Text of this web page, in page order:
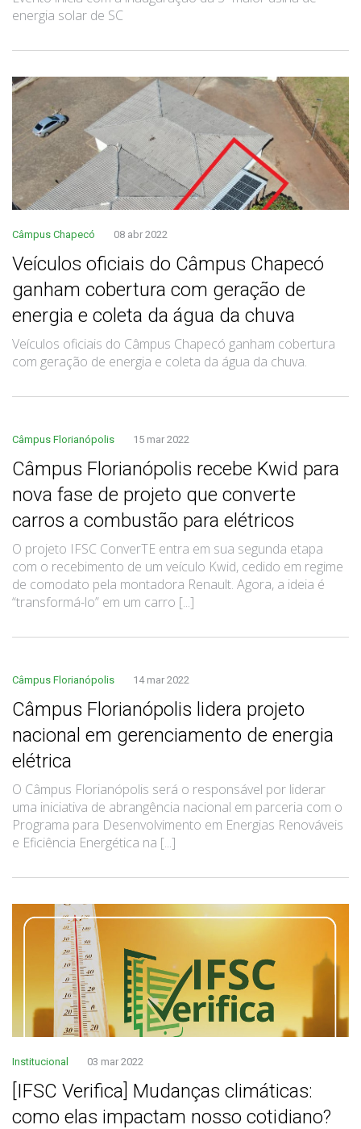
energia solar de SC
Câmpus Chapecó 08 abr 2022
Veículos oficiais do Câmpus Chapecó
ganham cobertura com geração de
energia e coleta da água da chuva
Veículos oficiais do Câmpus Chapecó ganham cobertura
com geração de energia e coleta da água da chuva.
Câmpus Florianópolis 15 mar 2022
Câmpus Florianópolis recebe Kwid para
nova fase de projeto que converte
carros a combustão para elétricos
O projeto IFSC ConverTE entra em sua segunda etapa
com o recebimento de um veículo Kwid, cedido em regime
de comodato pela montadora Renault. Agora, a ideia é
“transformá-lo” em um carro [...]
Câmpus Florianópolis 14 mar 2022
Câmpus Florianópolis lidera projeto
nacional em gerenciamento de energia
elétrica
O Câmpus Florianópolis será o responsável por liderar
uma iniciativa de abrangência nacional em parceria com o
Programa para Desenvolvimento em Energias Renováveis
e Eficiência Energética na [...]
Institucional 03 mar 2022
[IFSC Verifica] Mudanças climáticas:
como elas impactam nosso cotidiano?